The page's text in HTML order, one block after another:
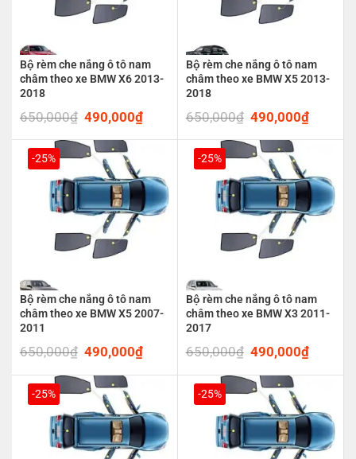
Bộ rèm che nắng ô tô nam
châm theo xe BMW X6 2013-
2018
650,000₫ Original
was:
650,000₫.
490,000₫Current
is:
490,000₫.
Bộ rèm che nắng ô tô nam
châm theo xe BMW X5 2013-
2018
650,000₫ Original
was:
650,000₫.
490,000₫Current
is:
-25%
Bộ rèm che nắng ô tô nam
châm theo xe BMW X5 2007-
2011
650,000₫ Original
was:
650,000₫.
490,000₫Current
is:
490,000₫.
-25%
Bộ rèm che nắng ô tô nam
châm theo xe BMW X3 2011-
2017
650,000₫ Original
was:
650,000₫.
490,000₫Current
is:
-25% -25%